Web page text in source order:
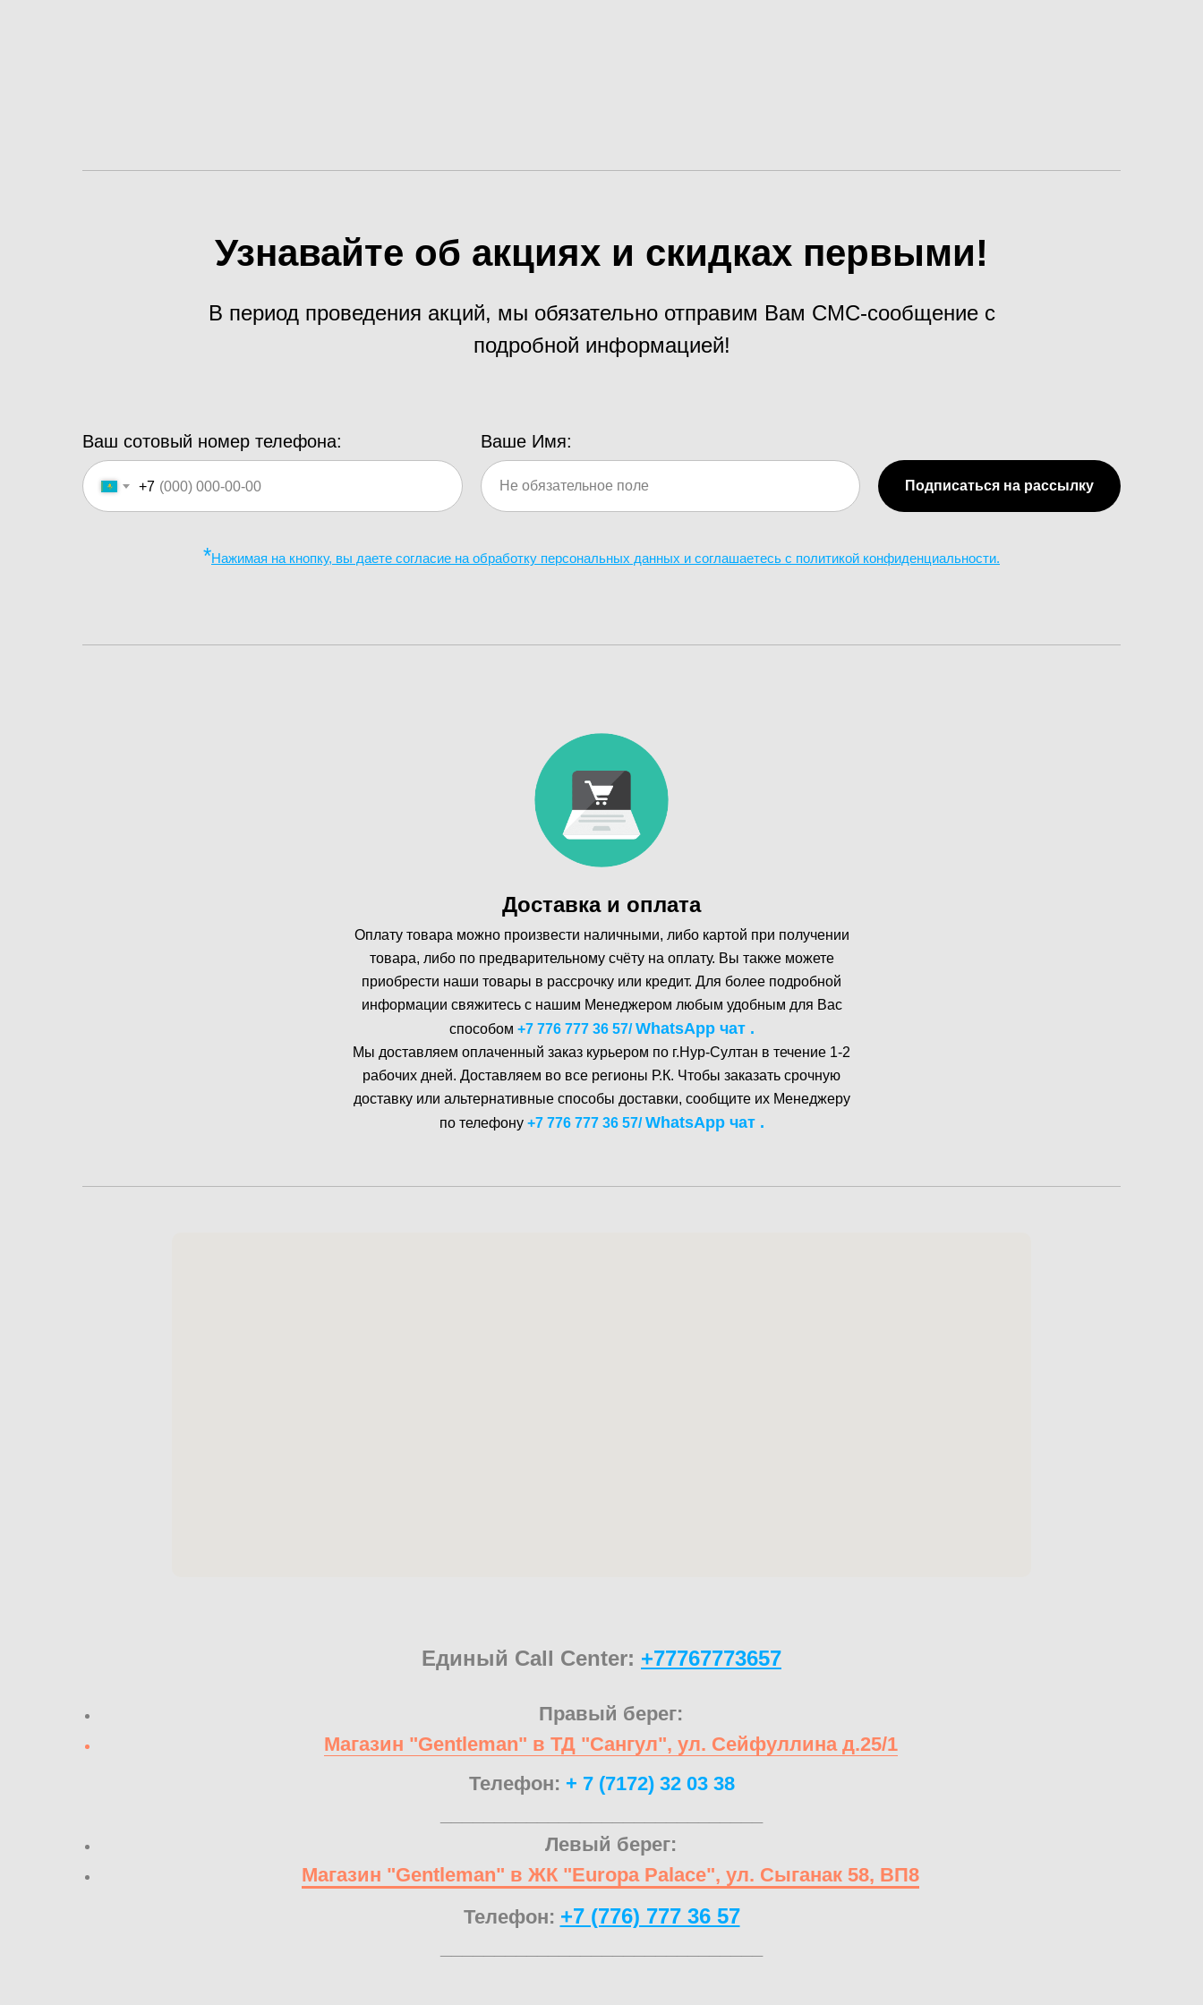
Узнавайте об акциях и скидках первыми!
В период проведения акций, мы обязательно отправим Вам СМС-сообщение с
подробной информацией!
Ваш сотовый номер телефона:
+7
Ваше Имя:
Подписаться на рассылку
*Нажимая на кнопку, вы даете согласие на обработку персональных данных и соглашаетесь c политикой конфиденциальности.
Доставка и оплата
Оплату товара можно произвести наличными, либо картой при получении
товара, либо по предварительному счёту на оплату. Вы также можете
приобрести наши товары в рассрочку или кредит. Для более подробной
информации свяжитесь с нашим Менеджером любым удобным для Вас
способом +7 776 777 36 57/WhatsA pp чат .
Мы доставляем оплаченный заказ курьером по г.Нур-Cултан в течение 1-2
рабочих дней. Доставляем во все регионы Р.К. Чтобы заказать срочную
доставку или альтернативные способы доставки, сообщите их Менеджеру
по телефону +7 776 777 36 57/WhatsA pp чат .
Единый Call Center: +77767773657
Правый берег:
Магазин "Gentleman" в ТД "Сангул", ул. Сейфуллина д.25/1
Телефон: + 7 (7172) 32 03 38
Левый берег:
Магазин "Gentleman" в ЖК "Europa Palace", ул. Сыганак 58, ВП8
Телефон: +7 (776) 777 36 57